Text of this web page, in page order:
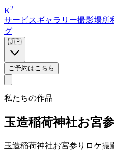
K2
サービスギャラリー撮影場所
グ
🇯🇵
ご予約はこちら
私たちの作品
玉造稲荷神社お宮
玉造稲荷神社お宮参りロケ撮